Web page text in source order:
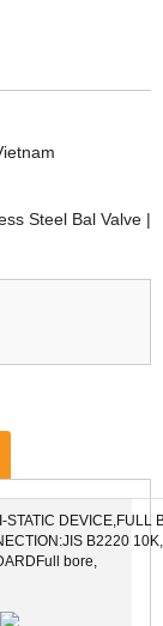
Steel Bal Valve |
DEVICE,FULL
B2220
bore,